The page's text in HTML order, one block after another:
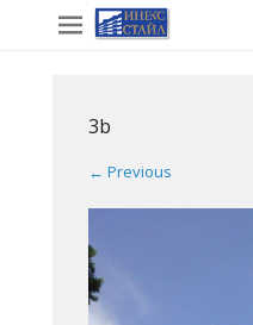
3b
← Previous